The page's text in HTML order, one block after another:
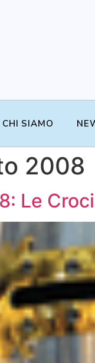
CHI SIAMO
2008
Le